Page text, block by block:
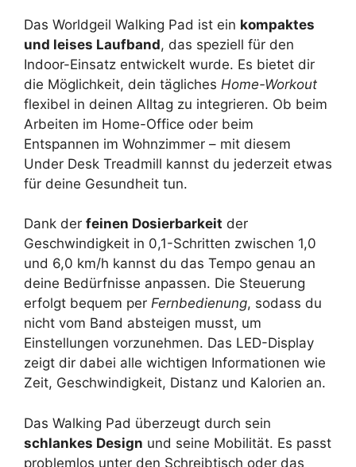
Das Worldgeil Walking Pad ist ein kompaktes
und leises Laufband, das speziell für den
Indoor-Einsatz entwickelt wurde. Es bietet dir
die Möglichkeit, dein tägliches Home-Workout
flexibel in deinen Alltag zu integrieren. Ob beim
Arbeiten im Home-Office oder beim
Entspannen im Wohnzimmer – mit diesem
Under Desk Treadmill kannst du jederzeit etwas
für deine Gesundheit tun.
Dank der feinen Dosierbarkeit der
Geschwindigkeit in 0,1-Schritten zwischen 1,0
und 6,0 km/h kannst du das Tempo genau an
deine Bedürfnisse anpassen. Die Steuerung
erfolgt bequem per Fernbedienung, sodass du
nicht vom Band absteigen musst, um
Einstellungen vorzunehmen. Das LED-Display
zeigt dir dabei alle wichtigen Informationen wie
Zeit, Geschwindigkeit, Distanz und Kalorien an.
Das Walking Pad überzeugt durch sein
schlankes Design und seine Mobilität. Es passt
problemlos unter den Schreibtisch oder das